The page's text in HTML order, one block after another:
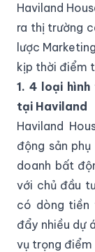
Haviland
ra thị trường
lược
kịp thời điểm
1. 4 loại
tại Haviland
Haviland
động sản
doanh bất
với chủ đầu
có dòng tiền
đẩy nhiều dự
vụ trọng điểm